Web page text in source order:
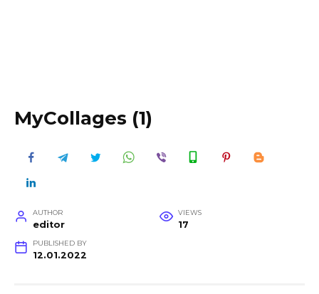
MyCollages (1)
AUTHOR
editor
VIEWS
17
PUBLISHED BY
12.01.2022